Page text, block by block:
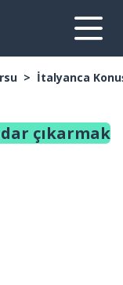
İtalyanca
çıkarmak